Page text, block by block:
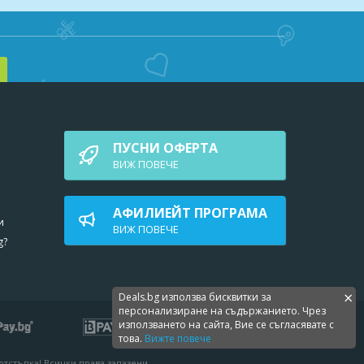
с
ПУСНИ ОФЕРТА
ВИЖ ПОВEЧЕ
АФИЛИЕЙТ ПРОГРАМА
ВИЖ ПОВEЧЕ
Deals.bg използва бисквитки за
персонализиране на съдържанието. Чрез
използването на сайта, Вие се съгласявате с
това. Вижте повече
×